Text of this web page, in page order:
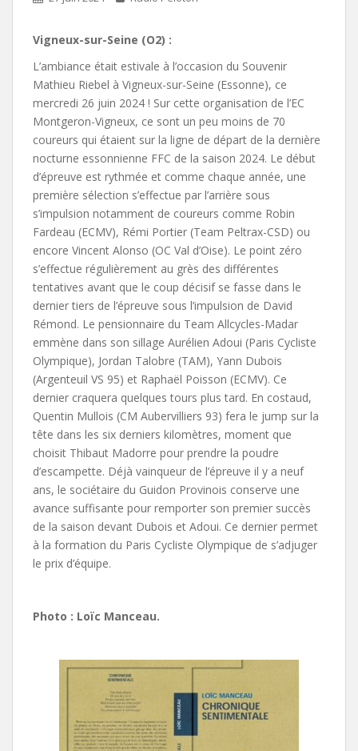
Vigneux-sur-Seine (O2) :
L’ambiance était estivale à l’occasion du Souvenir
Mathieu Riebel à Vigneux-sur-Seine (Essonne), ce
mercredi 26 juin 2024 ! Sur cette organisation de l’EC
Montgeron-Vigneux, ce sont un peu moins de 70
coureurs qui étaient sur la ligne de départ de la dernière
nocturne essonnienne FFC de la saison 2024. Le début
d’épreuve est rythmée et comme chaque année, une
première sélection s’effectue par l’arrière sous
s’impulsion notamment de coureurs comme Robin
Fardeau (ECMV), Rémi Portier (Team Peltrax-CSD) ou
encore Vincent Alonso (OC Val d’Oise). Le point zéro
s’effectue régulièrement au grès des différentes
tentatives avant que le coup décisif se fasse dans le
dernier tiers de l’épreuve sous l’impulsion de David
Rémond. Le pensionnaire du Team Allcycles-Madar
emmène dans son sillage Aurélien Adoui (Paris Cycliste
Olympique), Jordan Talobre (TAM), Yann Dubois
(Argenteuil VS 95) et Raphaël Poisson (ECMV). Ce
dernier craquera quelques tours plus tard. En costaud,
Quentin Mullois (CM Aubervilliers 93) fera le jump sur la
tête dans les six derniers kilomètres, moment que
choisit Thibaut Madorre pour prendre la poudre
d’escampette. Déjà vainqueur de l’épreuve il y a neuf
ans, le sociétaire du Guidon Provinois conserve une
avance suffisante pour remporter son premier succès
de la saison devant Dubois et Adoui. Ce dernier permet
à la formation du Paris Cycliste Olympique de s’adjuger
le prix d’équipe.
Photo : Loïc Manceau.